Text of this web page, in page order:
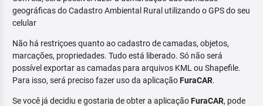
geográficas do Cadastro Ambiental Rural utilizando o GPS do seu
celular
Não há restriçoes quanto ao cadastro de camadas, objetos,
marcações, propriedades. Tudo está liberado. Só não será
possível exportar as camadas para arquivos KML ou Shapefile.
Para isso, será preciso fazer uso da aplicaçãoFuraCAR.
Se você já decidiu e gostaria de obter a aplicaçãoFuraCAR, pode